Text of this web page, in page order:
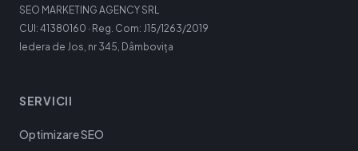
SEO MARKETING AGENCY SRL
CUI: 41380160 · Reg. Com: J15/1263/2019
Iedera de Jos, nr 345, Dâmbovița
SERVICII
Optimizare SEO